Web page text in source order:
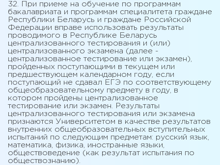
32. При приеме на обучение по программам
бакалавриата и программам специалитета граждане
Республики Беларусь и граждане Российской
Федерации вправе использовать результаты
проводимого в Республике Беларусь
централизованного тестирования и (или)
централизованного экзамена (далее -
централизованное тестирование или экзамен),
пройденных поступающими в текущем или
предшествующем календарном году, если
поступающий не сдавал ЕГЭ по соответствующему
общеобразовательному предмету в году, в
котором пройдены централизованное
тестирование или экзамен. Результаты
централизованного тестирования или экзамена
признаются Университетом в качестве результатов
внутренних общеобразовательных вступительных
испытаний по следующим предметам: русский язык,
математика, физика, иностранные языки,
обществоведение (как результат испытания по
обществознанию).